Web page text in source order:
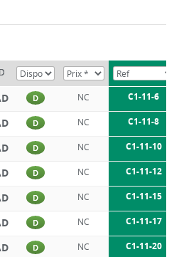
D NC C1-11-6
D NC C1-11-8
D NC C1-11-10
D NC C1-11-12
D NC C1-11-15
D NC C1-11-17
D NC C1-11-20